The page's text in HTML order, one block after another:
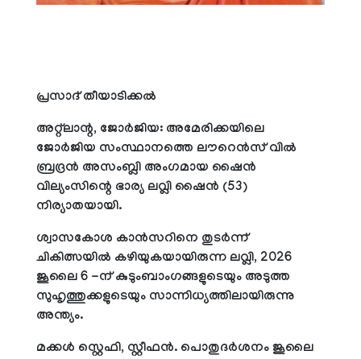
പ്രസാദ് തീയാടിക്കല്‍
അറ്റ്ലാന്റ, ജോര്‍ജിയ: അമേരിക്കയിലെ
ജോര്‍ജിയ സംസ്ഥാനത്തെ ലൗറെന്‍സ് വില്‍
ബ്രദ്രന്‍ അസംബ്ലി അംഗമായ ഷൈന്‍
വില്യംസിന്റെ ഭാര്യ ലവ്ലി ഷൈന്‍ (53)
നിര്യാതയായി.
ശ്വാസകോശ കാന്‍സറിനെ തുടര്‍ന്ന്
ചികിത്സയില്‍ കഴിയുകയായിരുന്ന ലവ്ലി, 2026
ജൂലൈ 6 -ന് കുടുംബാംഗങ്ങളുടെയും അടുത്ത
സുഹൃത്തുക്കളുടെയും സാന്നിധ്യത്തിലായിരുന്നു
അന്ത്യം.
മക്കള്‍ സ്റ്റെഫി, സ്റ്റീഫന്‍. പൊതുദര്‍ശനം ജൂലൈ